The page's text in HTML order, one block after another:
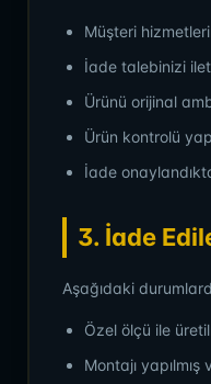
Müşteri
İade talebinizi
Ürünü orijinal
Ürün kontrolü
İade
3. İade
Aşağıdaki
Özel ölçü ile
Montajı yapılmış